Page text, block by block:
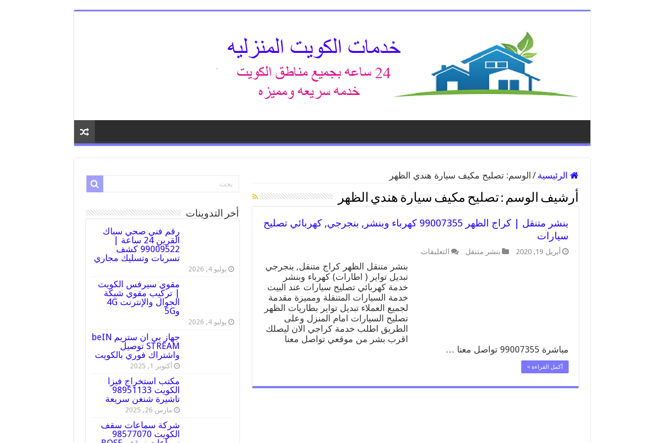
الرئيسية / الوسم:تصليح مكيف سيارة هندي الظهر
أرشيف الوسم :تصليح مكيف سيارة هندي الظهر
بنشر متنقل | كراج الظهر 99007355 كهرباء وبنشر, بنجرجي, كهربائي تصليح
سيارات
أبريل 19, 2020 بنشر متنقل التعليقات
متنقل
كراج
الظهر
99007355
كهرباء
وبنشر,
بنجرجي,
كهربائي
بنشر متنقل الظهر كراج متنقل, بنجرجي
تبديل تواير ( اطارات) كهرباء وبنشر
خدمة كهربائي تصليح سيارات عند البيت
خدمة السيارات المتنقلة ومميزة مقدمة
لجميع العملاء تبديل تواير بطاريات الظهر
تصليح السيارات امام المنزل وعلى
الطريق اطلب خدمة كراجي الان ليصلك
اقرب بشر من موقعي تواصل معنا
مباشرة 99007355 تواصل معنا …
أكمل القراءة »
أخر التدوينات
رقم فني صحي سباك
القرين 24 ساعة |
99009522 كشف
تسربات وتسليك مجاري
يوليو 4, 2026
مقوي سيرفس الكويت
| تركيب مقوي شبكة
الجوال والإنترنت 4G
و5G
يوليو 4, 2026
جهاز بي ان ستريم beIN
STREAM توصيل
واشتراك فوري بالكويت
أكتوبر 1, 2025
مكتب استخراج فيزا
الكويت 98951133
تاشيرة شنغن سريعة
مارس 26, 2025
شركة سماعات سقف
الكويت 98577070